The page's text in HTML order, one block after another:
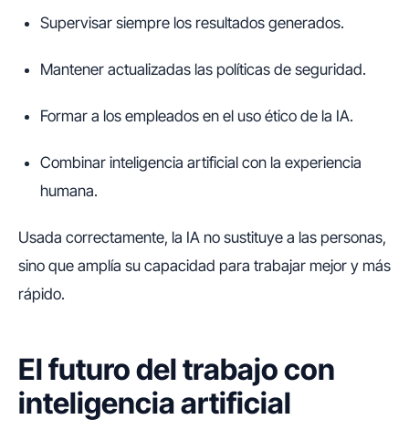
Supervisar siempre los resultados generados.
Mantener actualizadas las políticas de seguridad.
Formar a los empleados en el uso ético de la IA.
Combinar inteligencia artificial con la experiencia
humana.
Usada correctamente, la IA no sustituye a las personas,
sino que amplía su capacidad para trabajar mejor y más
rápido.
El futuro del trabajo con
inteligencia artificial